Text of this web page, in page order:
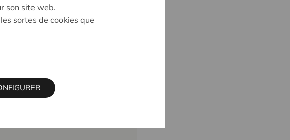
son site web.
sortes de cookies que